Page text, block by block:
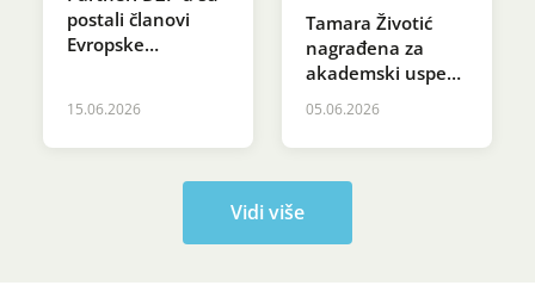
postali članovi
Evropske
pravo (EALA)
15.06.2026
Tamara Životić
nagrađena za
akademski uspeh
na svečanosti
Svetog Save na
05.06.2026
Vidi više